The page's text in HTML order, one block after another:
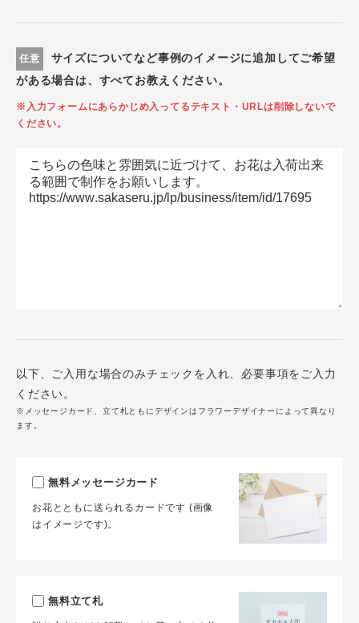
任意
サイズについてなど事例のイメージに追加してご希望
がある場合は、すべてお教えください。
※入力フォームにあらかじめ入ってるテキスト・URLは削除しないで
ください。
以下、ご入用な場合のみチェックを入れ、必要事項をご入力
ください。
※メッセージカード、立て札ともにデザインはフラワーデザイナーによって異なり
ます。
無料メッセージカード
お花とともに送られるカードです (画像
はイメージです)。
無料立て札